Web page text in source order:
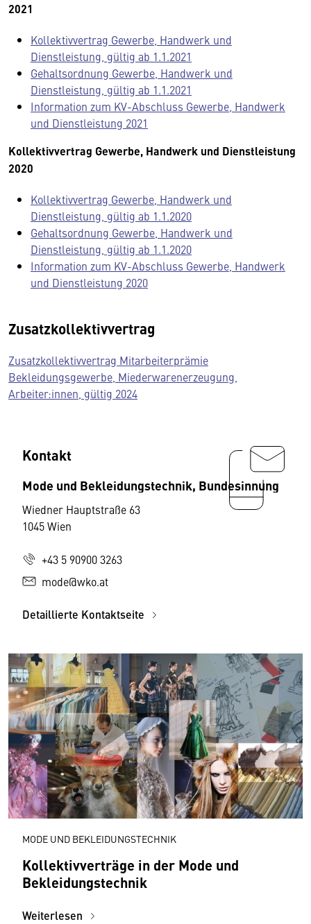
2021
Kollektivvertrag Gewerbe, Handwerk und
Dienstleistung, gültig ab 1.1.2021
Gehaltsordnung Gewerbe, Handwerk und
Dienstleistung, gültig ab 1.1.2021
Information zum KV-Abschluss Gewerbe, Handwerk
und Dienstleistung 2021
Kollektivvertrag Gewerbe, Handwerk und Dienstleistung
2020
Kollektivvertrag Gewerbe, Handwerk und
Dienstleistung, gültig ab 1.1.2020
Gehaltsordnung Gewerbe, Handwerk und
Dienstleistung, gültig ab 1.1.2020
Information zum KV-Abschluss Gewerbe, Handwerk
und Dienstleistung 2020
Zusatzkollektivvertrag
Zusatzkollektivvertrag Mitarbeiterprämie
Bekleidungsgewerbe, Miederwarenerzeugung,
Arbeiter:innen, gültig 2024
Kontakt
Mode und Bekleidungstechnik, Bundesinnung
Wiedner Hauptstraße 63
1045 Wien
+43 5 90900 3263
mode@wko.at
Detaillierte Kontaktseite
MODE UND BEKLEIDUNGSTECHNIK
Kollektivverträge in der Mode und
Bekleidungstechnik
Weiterlesen